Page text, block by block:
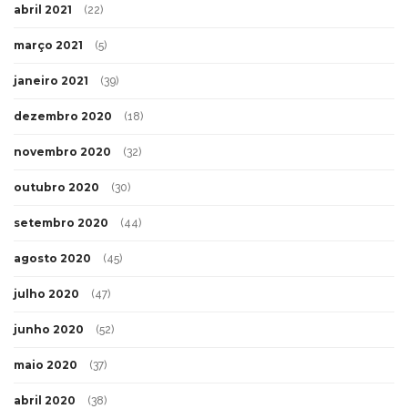
abril 2021 (22)
março 2021 (5)
janeiro 2021 (39)
dezembro 2020 (18)
novembro 2020 (32)
outubro 2020 (30)
setembro 2020 (44)
agosto 2020 (45)
julho 2020 (47)
junho 2020 (52)
maio 2020 (37)
abril 2020 (38)